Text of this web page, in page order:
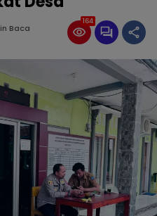
Baca
164